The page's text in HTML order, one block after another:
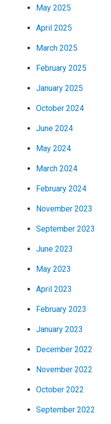
May 2025
April 2025
March 2025
February 2025
January 2025
October 2024
June 2024
May 2024
March 2024
February 2024
November 2023
September 2023
June 2023
May 2023
April 2023
February 2023
January 2023
December 2022
November 2022
October 2022
September 2022